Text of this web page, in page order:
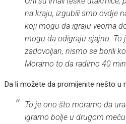
na kraju, izgubili smo ovdje
koji mogu da igraju veoma
mogu da odigraju sjajno. To
zadovoljan, nismo se borili
Moramo to da radimo 40
Da li možete da promijenite nešto u
To je ono što moramo da
igramo bolje u drugom